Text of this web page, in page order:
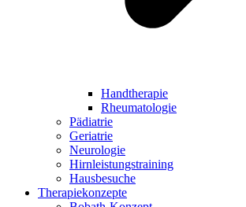
Handtherapie
Rheumatologie
Pädiatrie
Geriatrie
Neurologie
Hirnleistungstraining
Hausbesuche
Therapiekonzepte